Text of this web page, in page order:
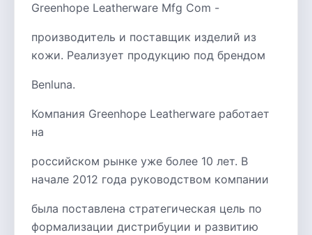
Greenhope Leatherware Mfg Com -
производитель и поставщик изделий из
кожи. Реализует продукцию под брендом
Benluna.
Компания Greenhope Leatherware работает
на
российском рынке уже более 10 лет. В
начале 2012 года руководством компании
была поставлена стратегическая цель по
формализации дистрибуции и развитию